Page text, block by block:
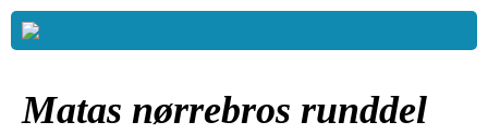
Matas nørrebros runddel